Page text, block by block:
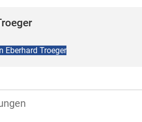
Eberhard Troeger